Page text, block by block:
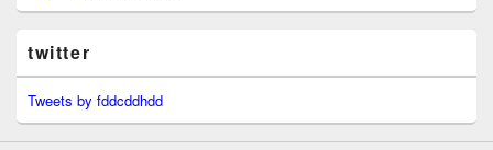
twitter
Tweets by fddcddhdd